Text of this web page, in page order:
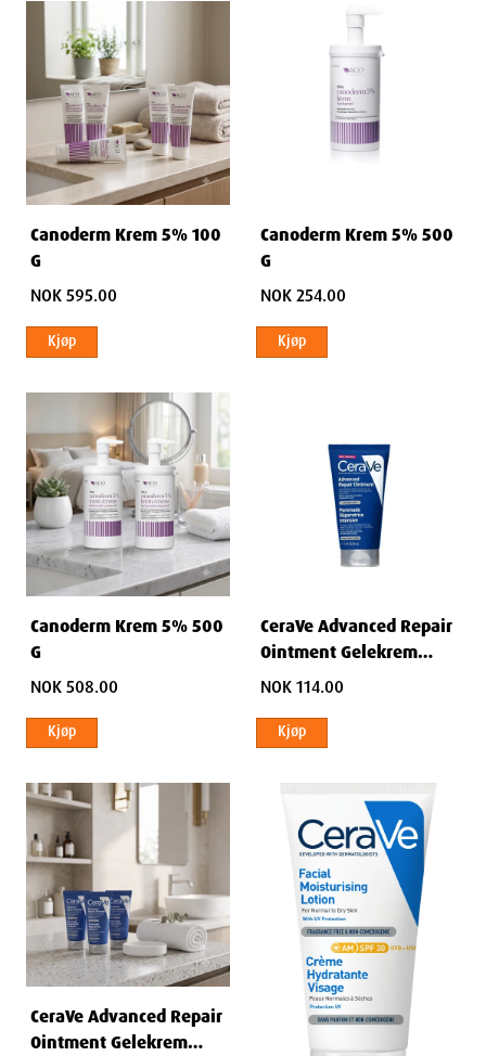
Canoderm Krem 5% 100
G
NOK 595.00
Kjøp
Canoderm Krem 5% 500
G
NOK 254.00
Kjøp
Canoderm Krem 5% 500
G
NOK 508.00
Kjøp
CeraVe Advanced Repair
Ointment Gelekrem
50ml
NOK 114.00
Kjøp
CeraVe Advanced Repair
Ointment Gelekrem